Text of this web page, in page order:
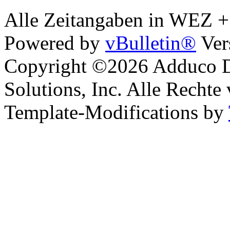
Alle Zeitangaben in WEZ
Powered by vBulletin®
Copyright ©2026 Adduco
Solutions, Inc. Alle Rechte
Template-Modifications by